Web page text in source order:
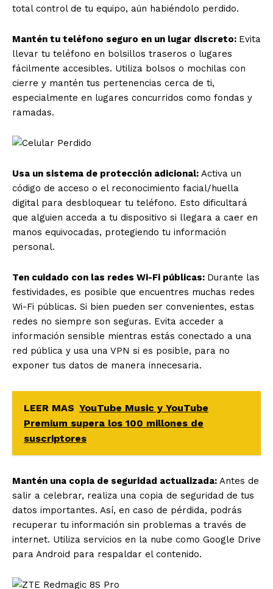
total control de tu equipo, aún habiéndolo perdido.
Mantén tu teléfono seguro en un lugar discreto: Evita
llevar tu teléfono en bolsillos traseros o lugares
fácilmente accesibles. Utiliza bolsos o mochilas con
cierre y mantén tus pertenencias cerca de ti,
especialmente en lugares concurridos como fondas y
ramadas.
Usa un sistema de protección adicional: Activa un
código de acceso o el reconocimiento facial/huella
digital para desbloquear tu teléfono. Esto dificultará
que alguien acceda a tu dispositivo si llegara a caer en
manos equivocadas, protegiendo tu información
personal.
Ten cuidado con las redes Wi-Fi públicas: Durante las
festividades, es posible que encuentres muchas redes
Wi-Fi públicas. Si bien pueden ser convenientes, estas
redes no siempre son seguras. Evita acceder a
información sensible mientras estás conectado a una
red pública y usa una VPN si es posible, para no
exponer tus datos de manera innecesaria.
LEER MAS YouTube Music y YouTube
Premium supera los 100 millones de
suscriptores
Mantén una copia de seguridad actualizada: Antes de
salir a celebrar, realiza una copia de seguridad de tus
datos importantes. Así, en caso de pérdida, podrás
recuperar tu información sin problemas a través de
internet. Utiliza servicios en la nube como Google Drive
para Android para respaldar el contenido.